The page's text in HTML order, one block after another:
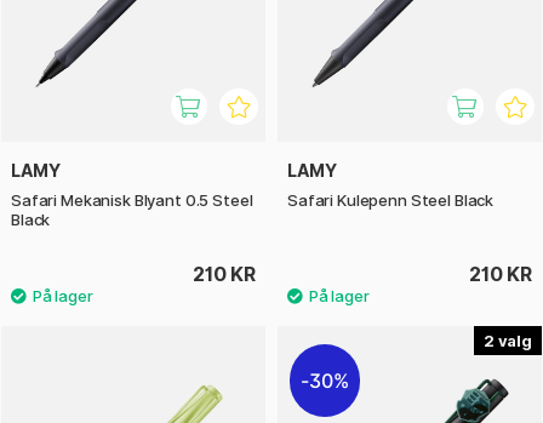
LAMY
Safari Mekanisk Blyant 0.5 Steel
Black
210 KR
LAMY
Safari Kulepenn Steel Black
210 KR
2
30%